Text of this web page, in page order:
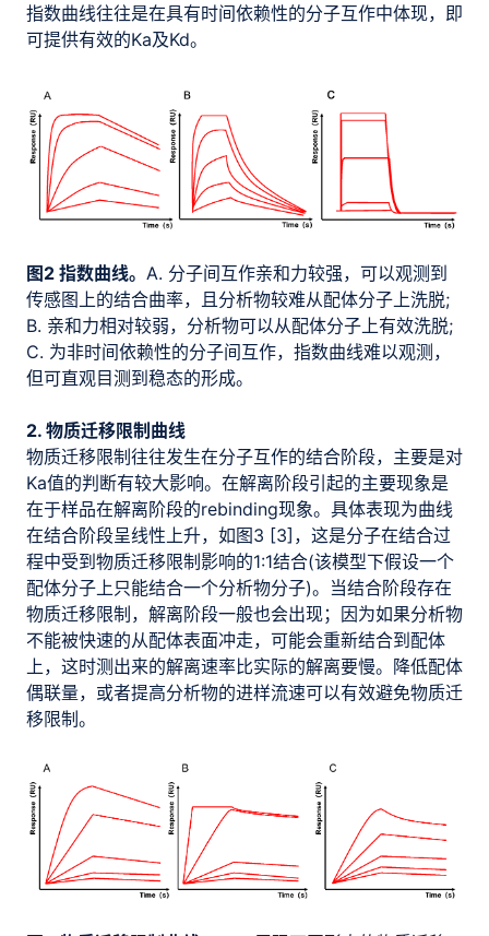
指数曲线往往是在具有时间依赖性的分子互作中体现，即
可提供有效的Ka及Kd。
图2 指数曲线。 A. 分子间互作亲和力较强，可以观测到
传感图上的结合曲率，且分析物较难从配体分子上洗脱;
B. 亲和力相对较弱，分析物可以从配体分子上有效洗脱;
C. 为非时间依赖性的分子间互作，指数曲线难以观测，
但可直观目测到稳态的形成。
2. 物质迁移限制曲线
物质迁移限制往往发生在分子互作的结合阶段，主要是对
Ka值的判断有较大影响。在解离阶段引起的主要现象是
在于样品在解离阶段的rebinding现象。具体表现为曲线
在结合阶段呈线性上升，如图3 [3]，这是分子在结合过
程中受到物质迁移限制影响的1:1结合(该模型下假设一个
配体分子上只能结合一个分析物分子)。当结合阶段存在
物质迁移限制，解离阶段一般也会出现；因为如果分析物
不能被快速的从配体表面冲走，可能会重新结合到配体
上，这时测出来的解离速率比实际的解离要慢。降低配体
偶联量，或者提高分析物的进样流速可以有效避免物质迁
移限制。